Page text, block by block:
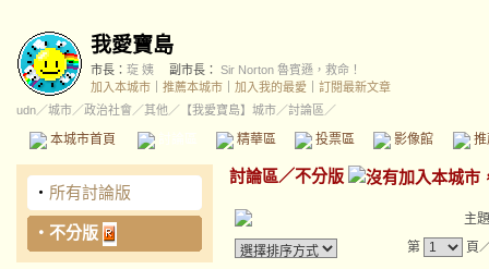
我愛寶島
市長： 琁 姨 副市長： Sir Norton 魯賓遜，救命！
加入本城市
推薦本城市 加入我的最愛
訂閱最新文章
udn／城市／政治社會 ／其他 ／ 【我愛寶島】城市／討論區／
本城市首頁 精華區 投票區 影像館
‧ 所有討論版
‧ 不分版
討論區／不分版
主題
第
頁